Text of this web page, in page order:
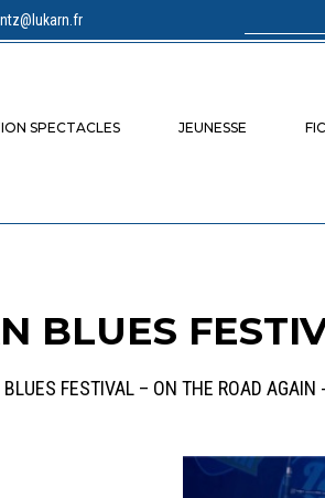
SPECTACLES JEUNESSE
BLUES
FESTIVAL – ON THE ROAD AGAIN